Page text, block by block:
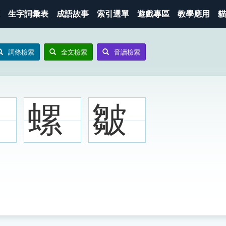
生字詞彙表 成語故事 索引選單 遊戲專區 教學應用
詞條檢索 全文檢索 音讀檢索
螺 皺